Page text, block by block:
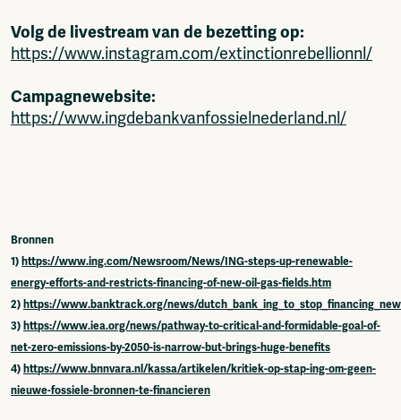
Volg de livestream van de bezetting op:
https://www.instagram.com/extinctionrebellionnl/
Campagnewebsite:
https://www.ingdebankvanfossielnederland.nl/
Bronnen
1) https://www.ing.com/Newsroom/News/ING-steps-up-renewable-
energy-efforts-and-restricts-financing-of-new-oil-gas-fields.htm
2) https://www.banktrack.org/news/
3) https://www.iea.org/news/pathway-to-critical-and-formidable-goal-of-
net-zero-emissions-by-2050-is-narrow-but-brings-huge-benefits
4) https://www.bnnvara.nl/kassa/artikelen/kritiek-op-stap-ing-om-geen-
nieuwe-fossiele-bronnen-te-financieren